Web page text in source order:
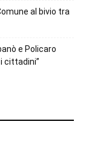
al bivio tra
e Policaro
cittadini”